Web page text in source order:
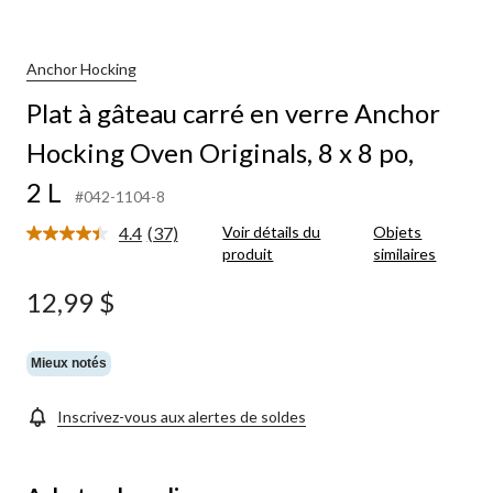
Anchor Hocking
Plat à gâteau carré en verre Anchor
Hocking Oven Originals, 8 x 8 po,
2 L
#042-1104-8
4.4 Lire
(37)
Voir détails du
produit
Objets
similaires
12,99 $
Mieux notés
Inscrivez-vous aux alertes de soldes